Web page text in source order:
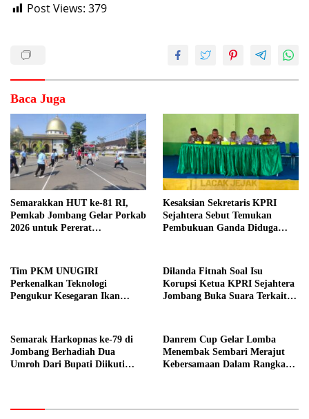
Post Views: 379
Baca Juga
Semarakkan HUT ke-81 RI,
Pemkab Jombang Gelar Porkab
2026 untuk Pererat
Kesaksian Sekretaris KPRI
Sejahtera Sebut Temukan
Pembukuan Ganda Diduga
Tim PKM UNUGIRI
Perkenalkan Teknologi
Pengukur Kesegaran Ikan
Dilanda Fitnah Soal Isu
Korupsi Ketua KPRI Sejahtera
Jombang Buka Suara Terkait
Semarak Harkopnas ke-79 di
Jombang Berhadiah Dua
Umroh Dari Bupati Diikuti
Danrem Cup Gelar Lomba
Menembak Sembari Merajut
Kebersamaan Dalam Rangka